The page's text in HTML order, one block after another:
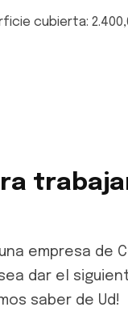
cubierta:
empresa de
dar el
saber de Ud!